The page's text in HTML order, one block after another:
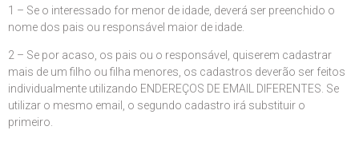
1 – Se o interessado for menor de idade, deverá ser preenchido o
nome dos pais ou responsável maior de idade.
2 – Se por acaso, os pais ou o responsável, quiserem cadastrar
mais de um filho ou filha menores, os cadastros deverão ser feitos
individualmente utilizando ENDEREÇOS DE EMAIL DIFERENTES. Se
utilizar o mesmo email, o segundo cadastro irá substituir o
primeiro.